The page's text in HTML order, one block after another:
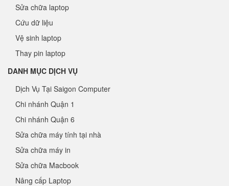
Sửa chữa laptop
Cứu dữ liệu
Vệ sinh laptop
Thay pin laptop
DANH MỤC DỊCH VỤ
Dịch Vụ Tại Saigon Computer
Chi nhánh Quận 1
Chi nhánh Quận 6
Sửa chữa máy tính tại nhà
Sửa chữa máy in
Sửa chữa Macbook
Nâng cấp Laptop